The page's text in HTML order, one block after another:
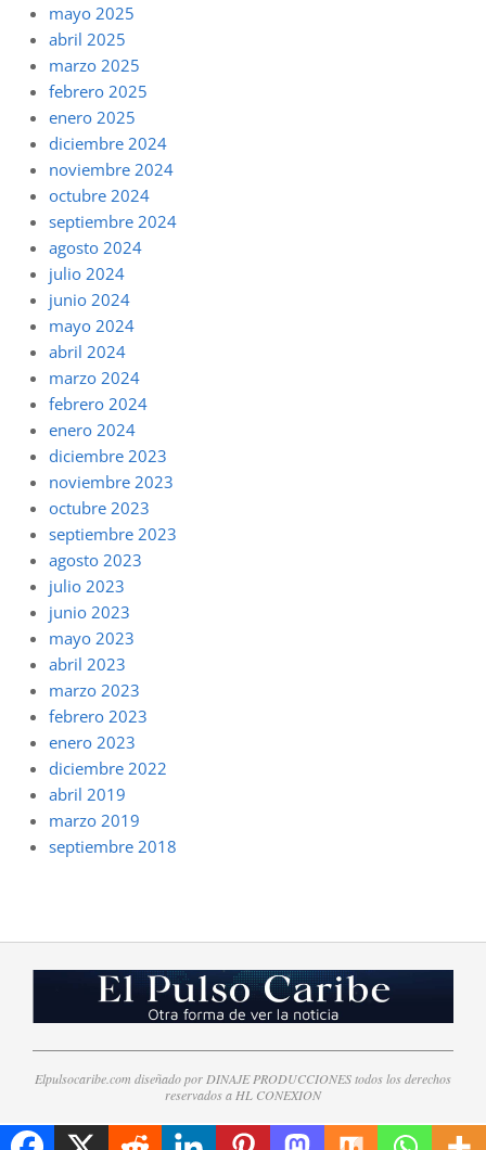
mayo 2025
abril 2025
marzo 2025
febrero 2025
enero 2025
diciembre 2024
noviembre 2024
octubre 2024
septiembre 2024
agosto 2024
julio 2024
junio 2024
mayo 2024
abril 2024
marzo 2024
febrero 2024
enero 2024
diciembre 2023
noviembre 2023
octubre 2023
septiembre 2023
agosto 2023
julio 2023
junio 2023
mayo 2023
abril 2023
marzo 2023
febrero 2023
enero 2023
diciembre 2022
abril 2019
marzo 2019
septiembre 2018
Elpulsocaribe.com diseñado por DINAJE PRODUCCIONES todos los derechos
reservados a HL CONEXION